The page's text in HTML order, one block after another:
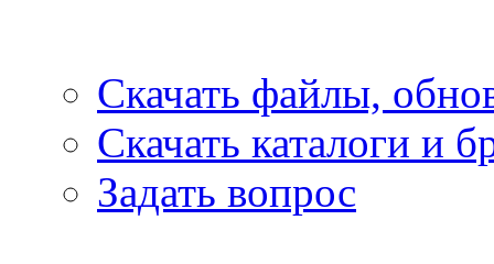
Скачать файлы,
Скачать каталоги и
Задать вопрос